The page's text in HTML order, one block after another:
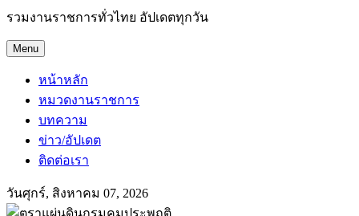
รวมงานราชการทั่วไทย อัปเดตทุกวัน
Menu
หน้าหลัก
หมวดงานราชการ
บทความ
ข่าว/อัปเดต
ติดต่อเรา
วันศุกร์, สิงหาคม 07, 2026